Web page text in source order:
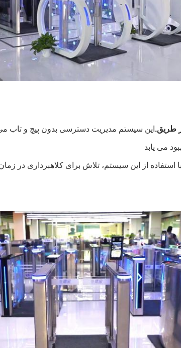
طریق. این سیستم مدیریت دسترسی بدون پیچ و تاب می
می یابد
استفاده از این سیستم، تلاش برای کلاهبرداری در